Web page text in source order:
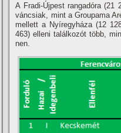
A Fradi-Újpest rangadóra
váncsiak, mint a Groupama
mellett a Nyí­regyháza (12
463) elleni találkozót több,
nen.